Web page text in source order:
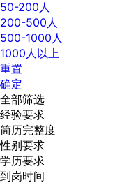
50-200人
200-500人
500-1000人
1000人以上
重置
确定
全部筛选
经验要求
简历完整度
性别要求
学历要求
到岗时间